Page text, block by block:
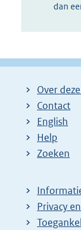
dan
Over
Contact
English
Help
Zoeken
Privacy